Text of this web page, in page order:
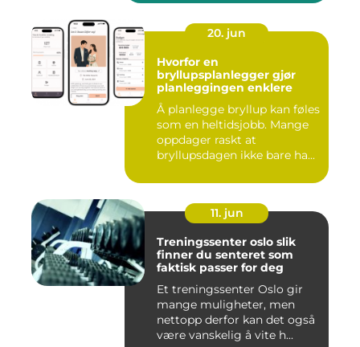
20. jun
Hvorfor en
bryllupsplanlegger gjør
planleggingen enklere
Å planlegge bryllup kan føles
som en heltidsjobb. Mange
oppdager raskt at
bryllupsdagen ikke bare ha...
11. jun
Treningssenter oslo slik
finner du senteret som
faktisk passer for deg
Et treningssenter Oslo gir
mange muligheter, men
nettopp derfor kan det også
være vanskelig å vite h...